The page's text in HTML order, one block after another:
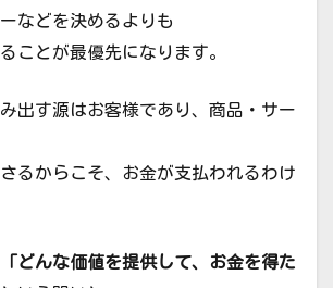
などを決めるよりも
ことが最優先になります。
出す源はお客様であり、商品・サー
るからこそ、お金が支払われるわけ
「どんな価値を提供して、お金を得た